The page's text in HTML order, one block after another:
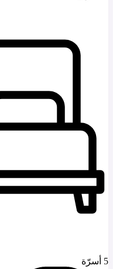
5 أسرّة